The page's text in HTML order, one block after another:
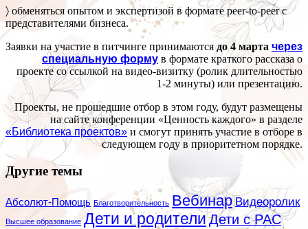
〉 обменяться опытом и экспертизой в формате peer-to-peer с
представителями бизнеса.
Заявки на участие в питчинге принимаютсядо 4 марта через
специальную форму в формате краткого рассказа о
проекте со ссылкой на видео-визитку (ролик длительностью
1-2 минуты) или презентацию.
Проекты, не прошедшие отбор в этом году, будут размещены
на сайте конференции «Ценность каждого» в разделе
«Библиотека проектов» и смогут принять участие в отборе в
следующем году в приоритетном порядке.
Другие темы
Абсолют-Помощь Благотворительность Вебинар Видеоролик
Высшее образование Дети и родители Дети с РАС